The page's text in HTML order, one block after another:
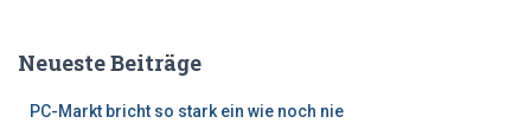
Neueste Beiträge
PC-Markt bricht so stark ein wie noch nie